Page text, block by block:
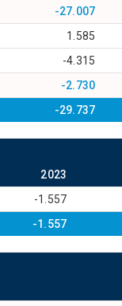
-27.007
1.585
-4.315
-2.730
-29.737
2023
-1.557
-1.557